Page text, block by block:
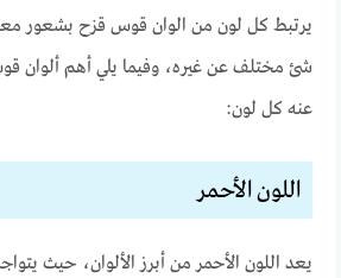
يرتبط كل لون من الوان قوس قزح بشعور
شئ مختلف عن غيره، وفيما يلي أهم ألوان
عنه كل لون:
اللون الأحمر
يعد اللون الأحمر من أبرز الألوان، حيث